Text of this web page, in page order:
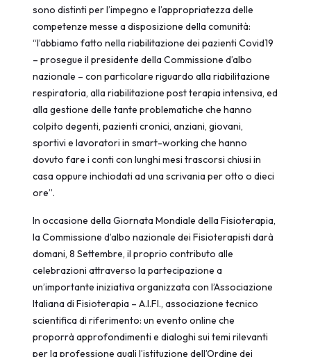
sono distinti per l’impegno e l’appropriatezza delle
competenze messe a disposizione della comunità:
“l’abbiamo fatto nella riabilitazione dei pazienti Covid19
– prosegue il presidente della Commissione d’albo
nazionale – con particolare riguardo alla riabilitazione
respiratoria, alla riabilitazione post terapia intensiva, ed
alla gestione delle tante problematiche che hanno
colpito degenti, pazienti cronici, anziani, giovani,
sportivi e lavoratori in smart-working che hanno
dovuto fare i conti con lunghi mesi trascorsi chiusi in
casa oppure inchiodati ad una scrivania per otto o dieci
ore”.
In occasione della Giornata Mondiale della Fisioterapia,
la Commissione d’albo nazionale dei Fisioterapisti darà
domani, 8 Settembre, il proprio contributo alle
celebrazioni attraverso la partecipazione a
un’importante iniziativa organizzata con l’Associazione
Italiana di Fisioterapia – A.I.FI., associazione tecnico
scientifica di riferimento: un evento online che
proporrà approfondimenti e dialoghi sui temi rilevanti
per la professione quali l’istituzione dell’Ordine dei